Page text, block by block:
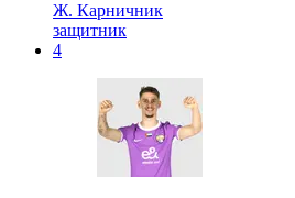
Ж. Карничник
защитник
4